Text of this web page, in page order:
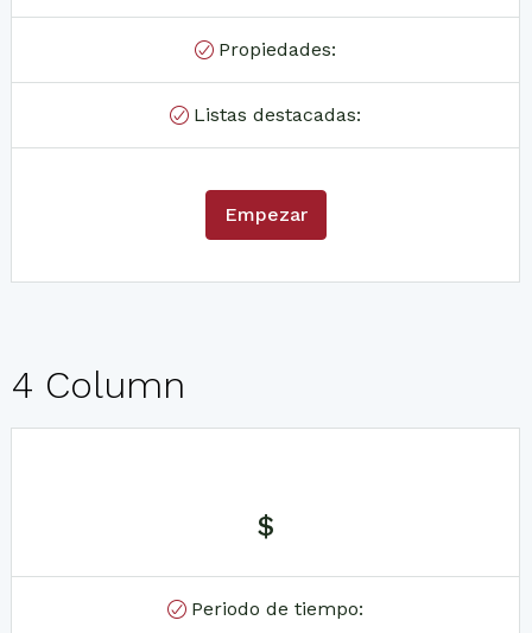
Propiedades:
Listas destacadas:
Empezar
4 Column
$
Periodo de tiempo: